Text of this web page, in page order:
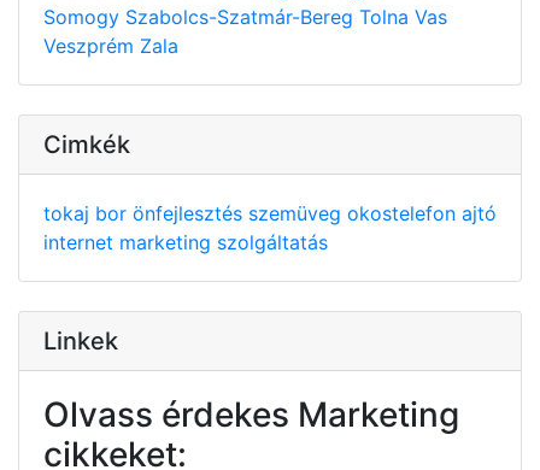
Somogy Szabolcs-Szatmár-Bereg Tolna Vas
Veszprém Zala
Cimkék
tokaj bor önfejlesztés szemüveg okostelefon ajtó
internet marketing szolgáltatás
Linkek
Olvass érdekes Marketing
cikkeket: